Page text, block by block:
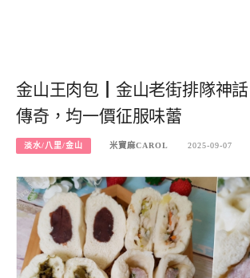
金山王肉包┃金山老街排隊神
傳奇，均一價征服味蕾
淡水/八里/金山 米寶麻CAROL 2025-09-07